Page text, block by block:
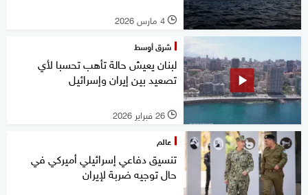
l 4 مارس 2026
شرق أوسط
لبنان يعيش حالة تأهب تحسبا لأي
تصعيد بين إيران وإسرائيل
l 26 فبراير 2026
عالم
تنسيق دفاعي إسرائيلي أميركي في
حال توجيه ضربة لإيران